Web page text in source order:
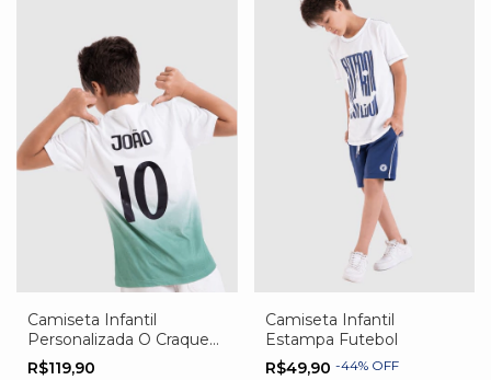
Camiseta Infantil
Personalizada O Craque
Tem Nome
R$119,90
Camiseta Infantil
Estampa Futebol
R$49,90 -44% OFF